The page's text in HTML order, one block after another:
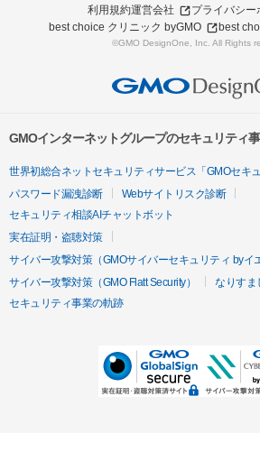
利用規約運営会社
プライバシー
best choice クリニック byGMO
best
©GMO DesignOne, Inc. All Rights
GMOインターネットグループのセキュリティ
世界初総合ネットセキュリティサービス「GMOセキュ
パスワード漏洩診断
Webサイトリスク診断
セキュリティ相談AIチャットボット
実在証明・盗聴対策
サイバー攻撃対策（GMOサイバーセキュリティ byイ
サイバー攻撃対策（GMO Flatt Security）
なりすま
セキュリティ事業の軌跡